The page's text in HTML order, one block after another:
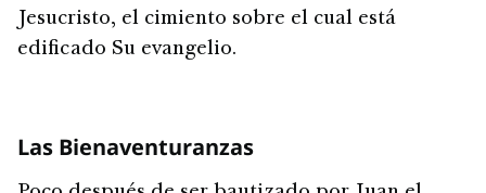
Jesucristo, el cimiento sobre el cual está
edificado Su evangelio.
Las Bienaventuranzas